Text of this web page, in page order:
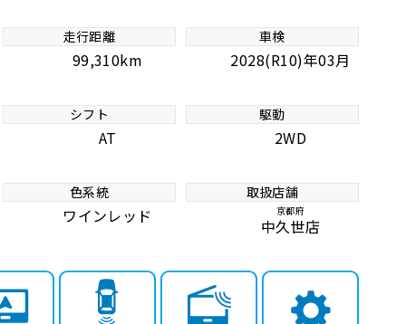
走行距離
99,310km
車検
2028(R10)年03月
シフト
AT
駆動
2WD
色系統
ワインレッド
取扱店舗
京都府
中久世店